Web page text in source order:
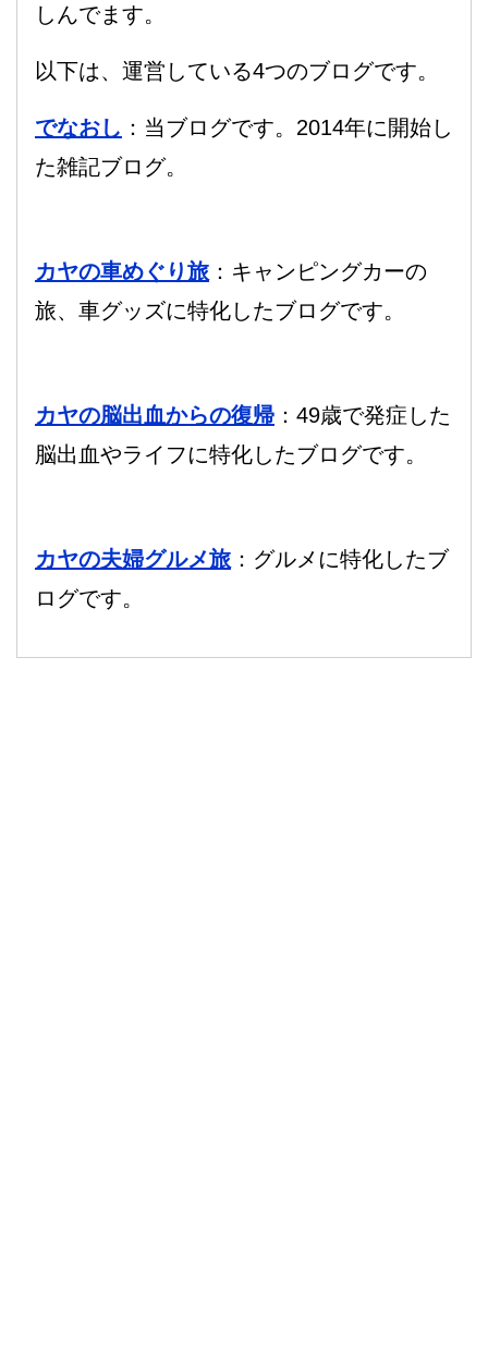
しんでます。
以下は、運営している4つのブログです。
でなおし ：当ブログです。2014年に開始し
た雑記ブログ。
カヤの車めぐり旅 ：キャンピングカーの
旅、車グッズに特化したブログです。
カヤの脳出血からの復帰 ：49歳で発症した
脳出血やライフに特化したブログです。
カヤの夫婦グルメ旅 ：グルメに特化したブ
ログです。